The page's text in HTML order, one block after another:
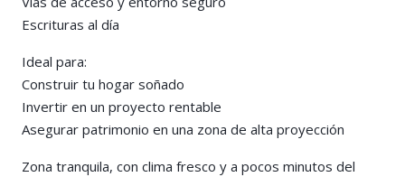
Escrituras al día
Ideal para:
Construir tu hogar soñado
Invertir en un proyecto rentable
Asegurar patrimonio en una zona de alta proyección
Zona tranquila, con clima fresco y a pocos minutos del